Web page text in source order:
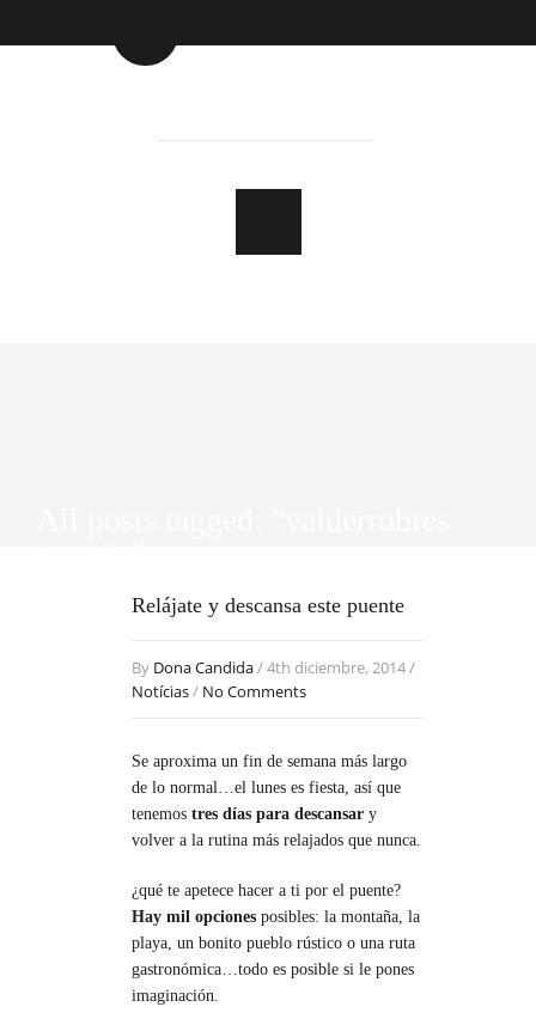
Relájate y descansa este puente
By Dona Candida/ 4th diciembre, 2014 /
Notícias/ No Comments
Se aproxima un fin de semana más largo
de lo normal…el lunes es fiesta, así que
tenemos tres días para descansar y
volver a la rutina más relajados que nunca.
¿qué te apetece hacer a ti por el puente?
Hay mil opciones posibles: la montaña, la
playa, un bonito pueblo rústico o una ruta
gastronómica…todo es posible si le pones
imaginación.